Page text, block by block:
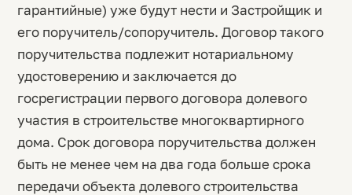
гарантийные) уже будут нести и Застройщик и
его поручитель/сопоручитель. Договор такого
поручительства подлежит нотариальному
удостоверению и заключается до
госрегистрации первого договора долевого
участия в строительстве многоквартирного
дома. Срок договора поручительства должен
быть не менее чем на два года больше срока
передачи объекта долевого строительства